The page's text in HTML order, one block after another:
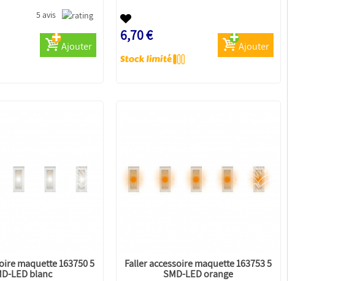
5 avis
Ajouter
6,70 €
Ajouter
maquette 163750 5
LED blanc
Faller accessoire maquette 163753 5
SMD-LED orange